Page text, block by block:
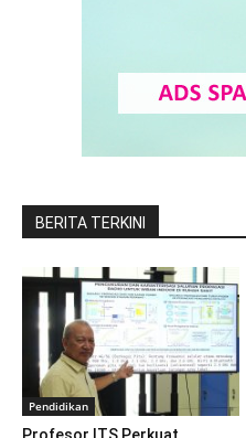
BERITA TERKINI
Pendidikan